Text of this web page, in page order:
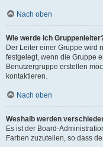
Nach oben
Wie werde ich
Der Leiter einer Gruppe wird
festgelegt, wenn die Gruppe
Benutzergruppe erstellen
kontaktieren.
Nach oben
Weshalb werden
Es ist der Board-
Farben zuzuteilen, so dass